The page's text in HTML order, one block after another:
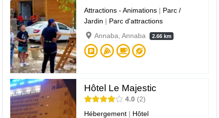
Attractions - Animations | Parc /
Jardin | Parc d'attractions
Annaba, Annaba
2.66 km
Hôtel Le Majestic
4.0
2
Hébergement | Hôtel